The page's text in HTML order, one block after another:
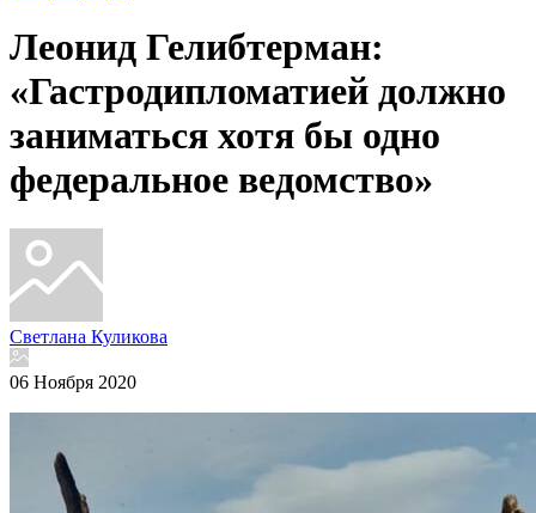
Леонид Гелибтерман:
«Гастродипломатией должно
заниматься хотя бы одно
федеральное ведомство»
Светлана Куликова
06 Ноября 2020